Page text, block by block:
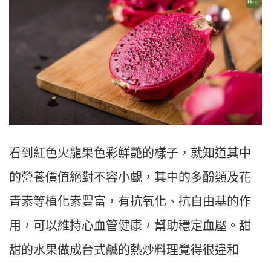
看到紅色火龍果色彩鮮艷的樣子，就知道其中
的營養價值絕對不容小覷，其中的多酚類及花
青素等植化素豐富，有抗氧化、抗自由基的作
用，可以維持心血管健康，幫助穩定血壓。甜
甜的水果做成台式鹹的熱炒料理覺得很違和